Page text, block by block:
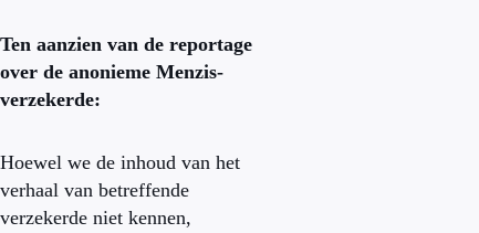
Ten aanzien van de reportage
over de anonieme Menzis-
verzekerde:
Hoewel we de inhoud van het
verhaal van betreffende
verzekerde niet kennen,